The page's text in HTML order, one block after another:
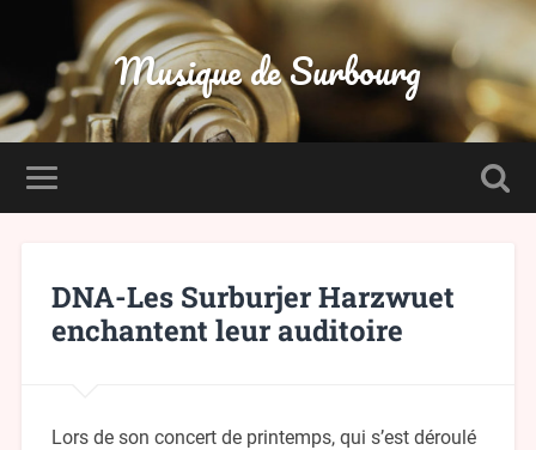
Musique de Surbourg
DNA-Les Surburjer Harzwuet
enchantent leur auditoire
Lors de son concert de printemps, qui s’est déroulé